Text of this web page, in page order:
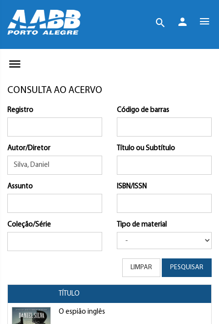
CONSULTA AO ACERVO
Registro Código de barras
Autor/Diretor Título ou Subtítulo
Assunto ISBN/ISSN
Coleção/Série Tipo de material
LIMPAR PESQUISAR
TÍTULO
O espião inglês